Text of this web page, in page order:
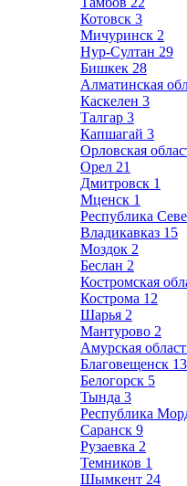
Котовск 3
Мичуринск 2
Нур-Султан 29
Бишкек 28
Алматинская
Каскелен 3
Талгар 3
Капшагай 3
Орловская
Орел 21
Дмитровск 1
Мценск 1
Республика
Владикавказ 15
Моздок 2
Беслан 2
Костромская
Кострома 12
Шарья 2
Мантурово 2
Амурская
Благовещенск 13
Белогорск 5
Тында 3
Республика
Саранск 9
Рузаевка 2
Темников 1
Шымкент 24